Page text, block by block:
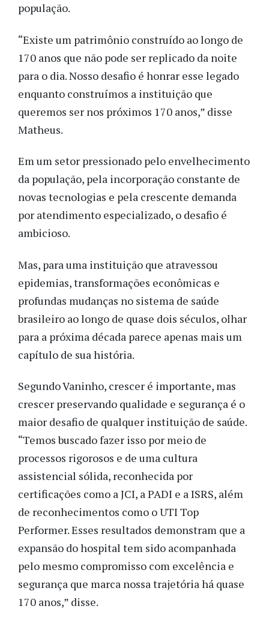
população.
“Existe um patrimônio construído ao longo de
170 anos que não pode ser replicado da noite
para o dia. Nosso desafio é honrar esse legado
enquanto construímos a instituição que
queremos ser nos próximos 170 anos,” disse
Matheus.
Em um setor pressionado pelo envelhecimento
da população, pela incorporação constante de
novas tecnologias e pela crescente demanda
por atendimento especializado, o desafio é
ambicioso.
Mas, para uma instituição que atravessou
epidemias, transformações econômicas e
profundas mudanças no sistema de saúde
brasileiro ao longo de quase dois séculos, olhar
para a próxima década parece apenas mais um
capítulo de sua história.
Segundo Vaninho, crescer é importante, mas
crescer preservando qualidade e segurança é o
maior desafio de qualquer instituição de saúde.
“Temos buscado fazer isso por meio de
processos rigorosos e de uma cultura
assistencial sólida, reconhecida por
certificações como a JCI, a PADI e a ISRS, além
de reconhecimentos como o UTI Top
Performer. Esses resultados demonstram que a
expansão do hospital tem sido acompanhada
pelo mesmo compromisso com excelência e
segurança que marca nossa trajetória há quase
170 anos,” disse.